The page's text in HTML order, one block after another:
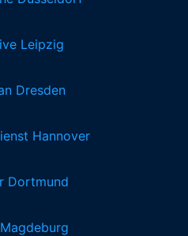
Leipzig
Dresden
Hannover
Dortmund